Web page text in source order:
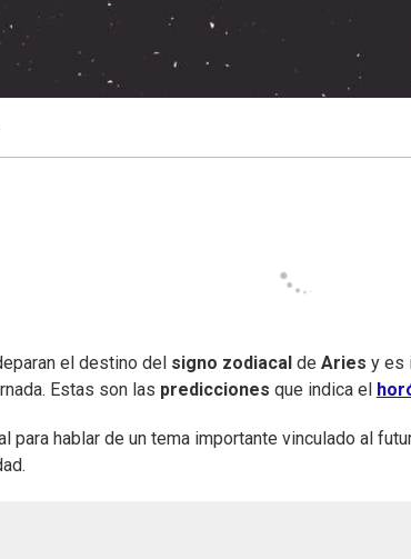
el destino del signo zodiacal de Aries y es
Estas son las predicciones que indica el
para hablar de un tema importante vinculado al